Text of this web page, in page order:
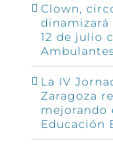
Clown,
dinamizará
12 de julio
La IV
Zaragoza
mejorando
Educación